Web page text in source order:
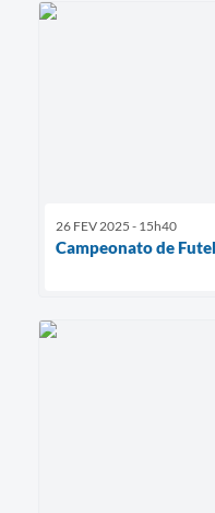
26 FEV 2025 - 15h40
Campeonato de